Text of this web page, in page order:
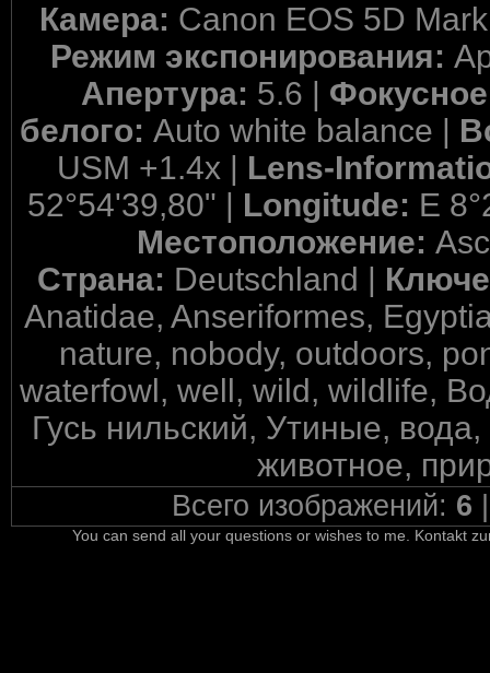
Камера: Canon EOS 5D
Режим экспонирования:
Апертура: 5.6 |
белого:Auto white balance |
USM +1.4x | Lens-
52°54'39,80" | Longitude: E
Местоположение:
Страна: Deutschland |
Anatidae, Anseriformes,
nature, nobody, outdoors,
waterfowl, well, wild, wildlife,
Гусь нильский, Утиные,
животное,
Всего изображений: 6
You can send all your questions or wishes to me. Kontakt